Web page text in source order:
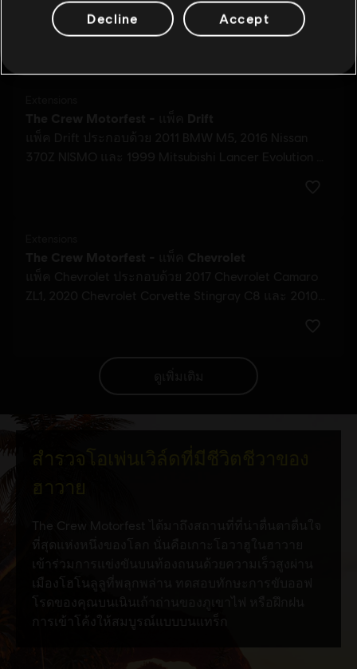
Decline Accept